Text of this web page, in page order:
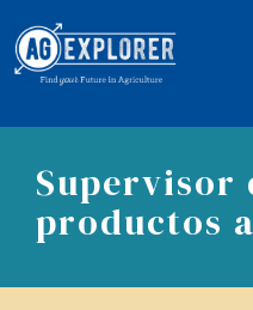
Supervisor
productos